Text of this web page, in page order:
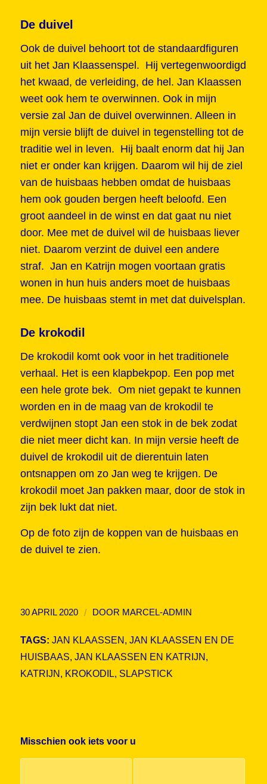
De duivel
Ook de duivel behoort tot de standaardfiguren
uit het Jan Klaassenspel. Hij vertegenwoordigd
het kwaad, de verleiding, de hel. Jan Klaassen
weet ook hem te overwinnen. Ook in mijn
versie zal Jan de duivel overwinnen. Alleen in
mijn versie blijft de duivel in tegenstelling tot de
traditie wel in leven. Hij baalt enorm dat hij Jan
niet er onder kan krijgen. Daarom wil hij de ziel
van de huisbaas hebben omdat de huisbaas
hem ook gouden bergen heeft beloofd. Een
groot aandeel in de winst en dat gaat nu niet
door. Mee met de duivel wil de huisbaas liever
niet. Daarom verzint de duivel een andere
straf. Jan en Katrijn mogen voortaan gratis
wonen in hun huis anders moet de huisbaas
mee. De huisbaas stemt in met dat duivelsplan.
De krokodil
De krokodil komt ook voor in het traditionele
verhaal. Het is een klapbekpop. Een pop met
een hele grote bek. Om niet gepakt te kunnen
worden en in de maag van de krokodil te
verdwijnen stopt Jan een stok in de bek zodat
die niet meer dicht kan. In mijn versie heeft de
duivel de krokodil uit de dierentuin laten
ontsnappen om zo Jan weg te krijgen. De
krokodil moet Jan pakken maar, door de stok in
zijn bek lukt dat niet.
Op de foto zijn de koppen van de huisbaas en
de duivel te zien.
30 APRIL 2020 / DOOR MARCEL-ADMIN
TAGS: JAN KLAASSEN, JAN KLAASSEN EN DE
HUISBAAS, JAN KLAASSEN EN KATRIJN,
KATRIJN, KROKODIL, SLAPSTICK
Misschien ook iets voor u